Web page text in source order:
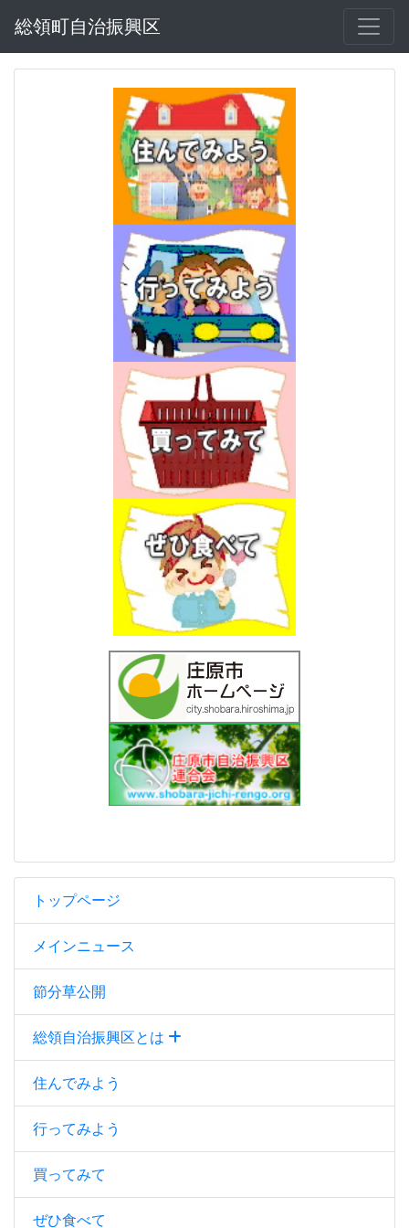
総領町自治振興区
トップページ
メインニュース
節分草公開
総領自治振興区とは
住んでみよう
行ってみよう
買ってみて
ぜひ食べて